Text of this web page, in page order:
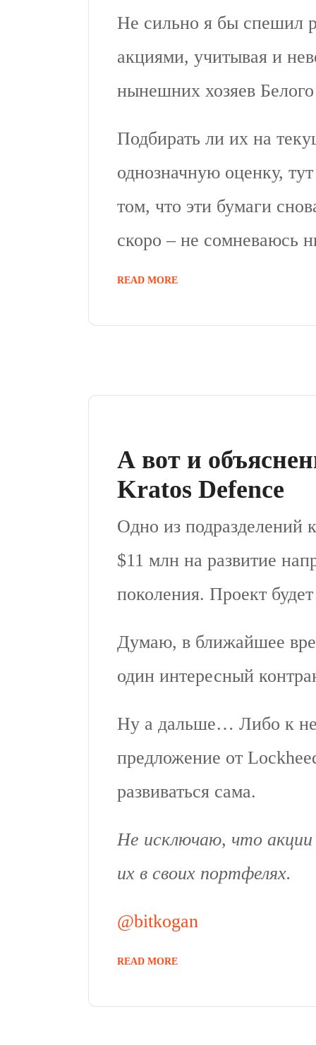
Не сильно я бы спешил
акциями, учитывая и
нынешних хозяев
Подбирать ли их на
однозначную оценку,
том, что эти бумаги
скоро – не сомневаюсь
READ MORE
А вот и
Kratos Defence
Одно из подразделений
$11 млн на развитие
поколения. Проект
Думаю, в ближайшее
один интересный
Ну а дальше… Либо к
предложение от
развиваться сама.
Не исключаю, что
их в своих портфелях.
@bitkogan
READ MORE